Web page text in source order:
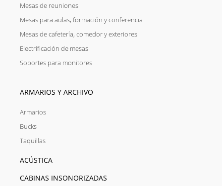
Mesas de reuniones
Mesas para aulas, formación y conferencia
Mesas de cafetería, comedor y exteriores
Electrificación de mesas
Soportes para monitores
ARMARIOS Y ARCHIVO
Armarios
Bucks
Taquillas
ACÚSTICA
CABINAS INSONORIZADAS